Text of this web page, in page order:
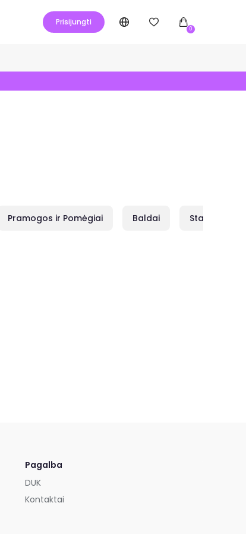
Prisijungti
0
Pramogos ir Pomėgiai Baldai Statybai
Pagalba
DUK
Kontaktai